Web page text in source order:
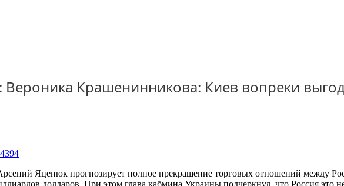
Крашенинникова: Киев вопреки
Яценюк прогнозирует полное прекращение торговых отношений между